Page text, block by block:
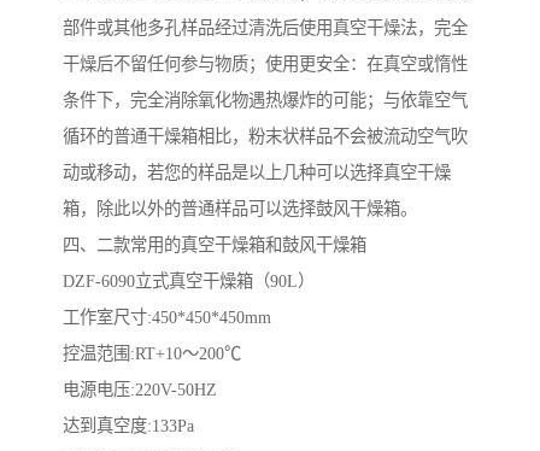
部件或其他多孔样品经过清洗后使用真空干燥法，完全
干燥后不留任何参与物质；使用更安全：在真空或惰性
条件下，完全消除氧化物遇热爆炸的可能；与依靠空气
循环的普通干燥箱相比，粉末状样品不会被流动空气吹
动或移动，若您的样品是以上几种可以选择真空干燥
箱，除此以外的普通样品可以选择鼓风干燥箱。
四、二款常用的真空干燥箱和鼓风干燥箱
DZF-6090立式真空干燥箱（90L）
工作室尺寸:450*450*450mm
控温范围:RT+10～200℃
电源电压:220V-50HZ
达到真空度:133Pa